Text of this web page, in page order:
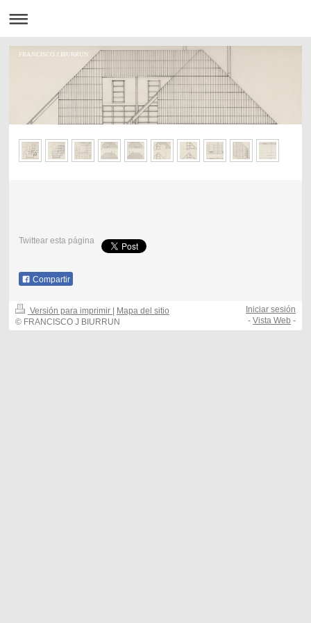
FRANCISCO J BIURRUN
Twittear esta página
Compartir
Versión para imprimir | Mapa del sitio
© FRANCISCO J BIURRUN
Iniciar sesión
-Vista Web -